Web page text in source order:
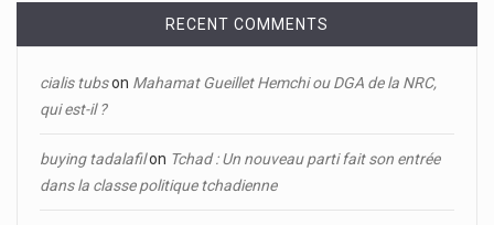
RECENT COMMENTS
cialis tubson Mahamat Gueillet Hemchi ou DGA de la NRC,
qui est-il ?
buying tadalafilon Tchad : Un nouveau parti fait son entrée
dans la classe politique tchadienne